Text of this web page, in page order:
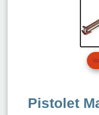
Pistolet